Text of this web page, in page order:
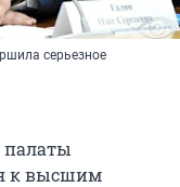
серьезное
палаты
к высшим